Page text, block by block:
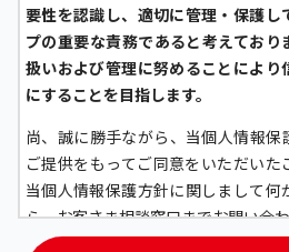
要性を認識し、適切に管理・保護し
プの重要な責務であると考えてお
扱いおよび管理に努めることにより
にすることを目指します。
尚、誠に勝手ながら、当個人情報
ご提供をもってご同意をいただいた
当個人情報保護方針に関しまして何
ら、お客さま相談窓口までお問い合